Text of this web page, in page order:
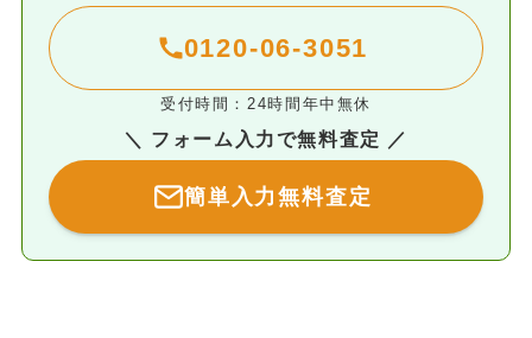
0120-06-3051
受付時間：24時間年中無休
＼ フォーム入力で無料査定 ／
簡単入力無料査定